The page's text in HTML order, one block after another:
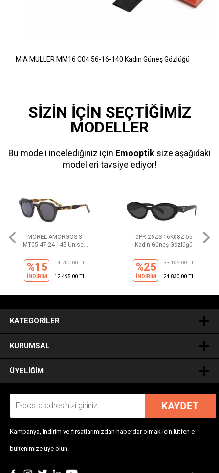
MIA MULLER MM16 C04 56-16-140 Kadın Güneş Gözlüğü
SİZİN İÇİN SEÇTİĞİMİZ
MODELLER
Bu modeli incelediğiniz için Emooptik size aşağıdaki
modelleri tavsiye ediyor!
MOREL AMORGOS 3
MT05 47-24-145 Unısex
%15
İNDİRİM
14.700,00 TL
12.495,00 TL
0PR 26ZS 16K08Z 55
Kadın Güneş Gözlüğü
%25
İNDİRİM
33.105,00 TL
24.830,00 TL
KATEGORILER
KURUMSAL
ÜYELIĞIM
Kampanya, indirim ve fırsatlarımızdan haberdar olmak için lütfen e-
bültenimize üye olun.